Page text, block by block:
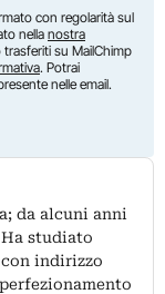
con regolarità sul
nella nostra
su MailChimp
. Potrai
nelle email.
da alcuni anni
studiato
indirizzo